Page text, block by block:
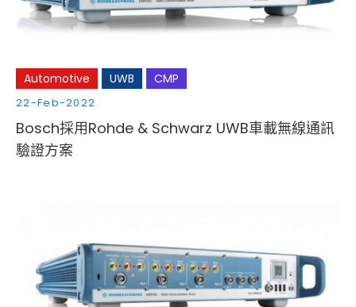
Automotive UWB CMP
22-Feb-2022
Bosch採用Rohde & Schwarz UWB車載無線通訊
驗證方案